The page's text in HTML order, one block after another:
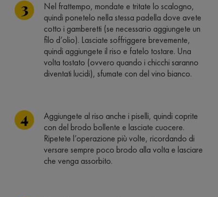
Nel frattempo, mondate e tritate lo scalogno,
quindi ponetelo nella stessa padella dove avete
cotto i gamberetti (se necessario aggiungete un
filo d’olio). Lasciate soffriggere brevemente,
quindi aggiungete il riso e fatelo tostare. Una
volta tostato (ovvero quando i chicchi saranno
diventati lucidi), sfumate con del vino bianco.
Aggiungete al riso anche i piselli, quindi coprite
con del brodo bollente e lasciate cuocere.
Ripetete l’operazione più volte, ricordando di
versare sempre poco brodo alla volta e lasciare
che venga assorbito.